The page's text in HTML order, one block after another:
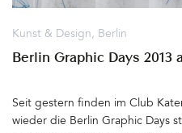
Kunst & Design, Berlin
Berlin Graphic Days 2013
Seit gestern finden im Club
wieder die Berlin Graphic Days